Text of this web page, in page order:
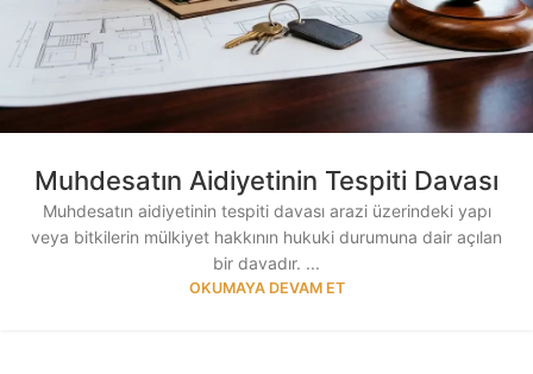
Muhdesatın Aidiyetinin Tespiti Davası
Muhdesatın aidiyetinin tespiti davası arazi üzerindeki yapı
veya bitkilerin mülkiyet hakkının hukuki durumuna dair açılan
bir davadır. ...
OKUMAYA DEVAM ET